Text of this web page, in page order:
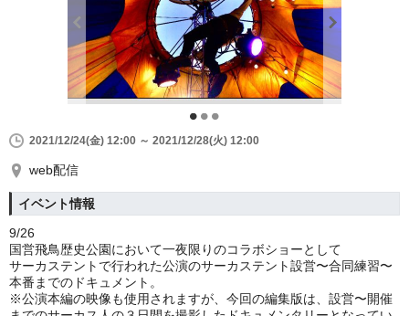
2021/12/24(金) 12:00 ～ 2021/12/28(火) 12:00
web配信
イベント情報
9/26
国営飛鳥歴史公園において一夜限りのコラボショーとして
サーカステントで行われた公演のサーカステント設営〜合同練習〜
本番までのドキュメント。
※公演本編の映像も使用されますが、今回の編集版は、設営〜開催